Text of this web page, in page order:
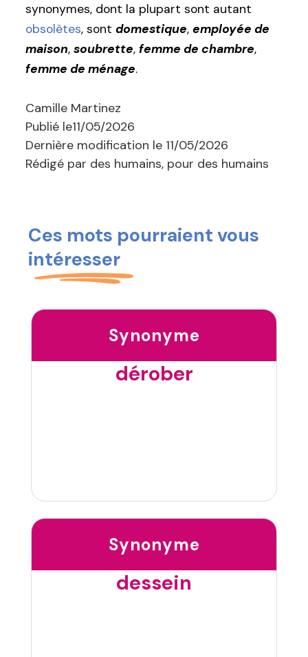
synonymes, dont la plupart sont autant
obsolètes, sont domestique, employée de
maison, soubrette, femme de chambre,
femme de ménage.
Camille Martinez
Publié le11/05/2026
Dernière modification le 11/05/2026
Rédigé par des humains, pour des humains
Ces mots pourraient vous
intéresser
Synonyme
dérober
Synonyme
dessein